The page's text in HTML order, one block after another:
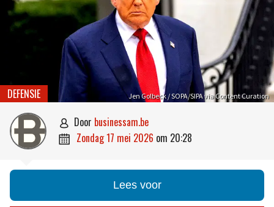
Jen Golbeck / SOPA/SIPA via Content Curation
DEFENSIE
 door businessam.be
 zondag 17 mei 2026 om 20:28
Lees voor